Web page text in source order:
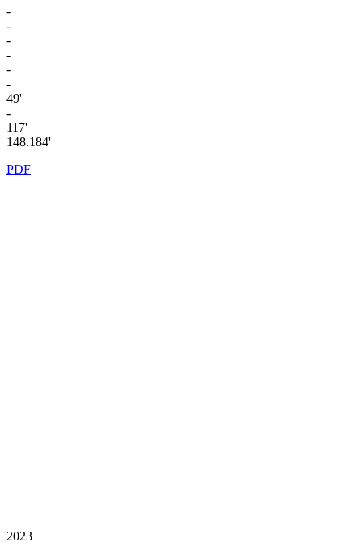
-
-
-
-
-
-
49'
-
117'
148.184'
PDF
2023